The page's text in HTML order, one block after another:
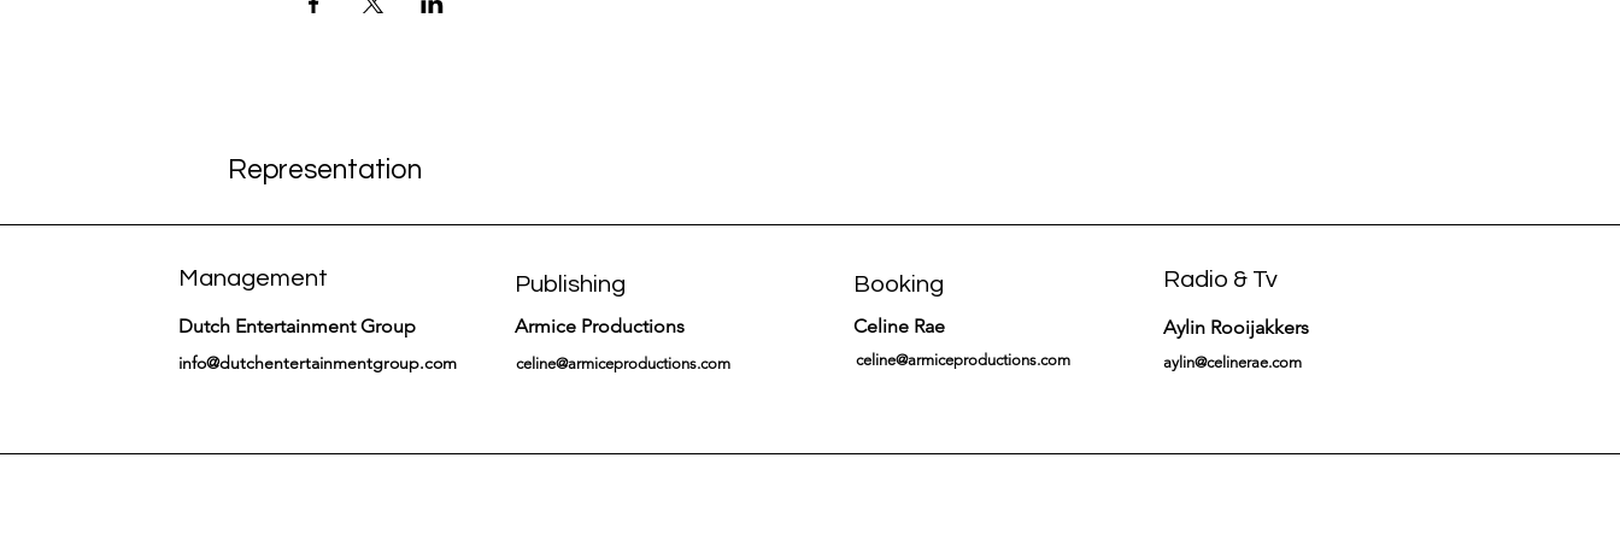
Representation
Management
Dutch Entertainment Group
info@dutchentertainmentgroup.com
Publishing
Armice Productions
celine@armiceproductions.com
Booking
Celine Rae
celine@armiceproductions.com
Radio & Tv
Aylin Rooijakkers
aylin@celinerae.com